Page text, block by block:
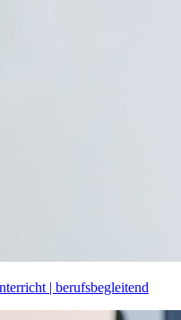
| berufsbegleitend